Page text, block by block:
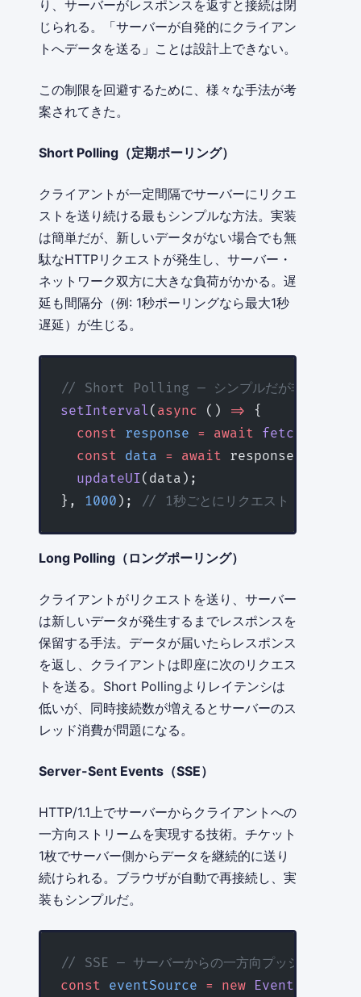
り、サーバーがレスポンスを返すと接続は閉
じられる。「サーバーが自発的にクライアン
トへデータを送る」ことは設計上できない。
この制限を回避するために、様々な手法が考
案されてきた。
Short Polling（定期ポーリング）
クライアントが一定間隔でサーバーにリクエ
ストを送り続ける最もシンプルな方法。実装
は簡単だが、新しいデータがない場合でも無
駄なHTTPリクエストが発生し、サーバー・
ネットワーク双方に大きな負荷がかかる。遅
延も間隔分（例: 1秒ポーリングなら最大1秒
遅延）が生じる。
// Short Polling — シンプルだが非効率
setInterval ( async () => {
  const
response = await fetch
  const
data = await response.
  updateUI
(data);
}, 1000 ); // 1秒ごとにリクエスト
Long Polling（ロングポーリング）
クライアントがリクエストを送り、サーバー
は新しいデータが発生するまでレスポンスを
保留する手法。データが届いたらレスポンス
を返し、クライアントは即座に次のリクエス
トを送る。Short Pollingよりレイテンシは
低いが、同時接続数が増えるとサーバーのス
レッド消費が問題になる。
Server-Sent Events（SSE）
HTTP/1.1上でサーバーからクライアントへの
一方向ストリームを実現する技術。チケット
1枚でサーバー側からデータを継続的に送り
続けられる。ブラウザが自動で再接続し、実
装もシンプルだ。
// SSE — サーバーからの一方向プッシュ
const eventSource = new EventSource